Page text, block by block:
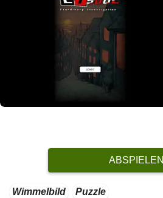
ABSPIELEN
Wimmelbild Puzzle